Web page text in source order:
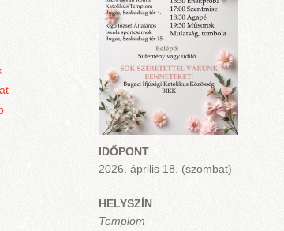
IDŐPONT
2026. április 18. (szombat)
HELYSZÍN
Templom